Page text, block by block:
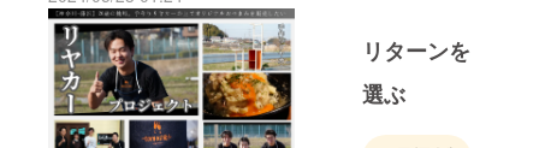
ファン返礼会が開催されま
す。また、昨日ホームペー
ジが完成いたしました。多
くの方のお名前を掲載させ
リターンを
選ぶ